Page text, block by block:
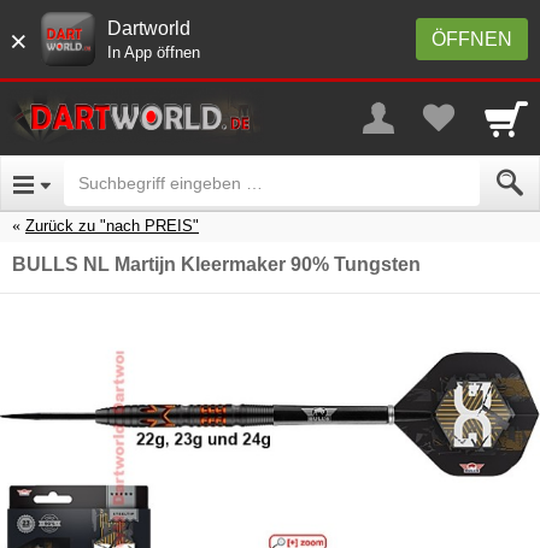
× ÖFFNEN
Dartworld
In App öffnen
Zurück zu "nach PREIS"
BULLS NL Martijn Kleermaker 90% Tungsten